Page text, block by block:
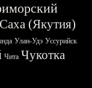
(Якутия)
Улан-Удэ Уссурийск
Чита Чукотка